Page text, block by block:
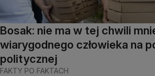
Bosak: nie ma w tej chwili
wiarygodnego człowieka na
politycznej
FAKTY PO FAKTACH